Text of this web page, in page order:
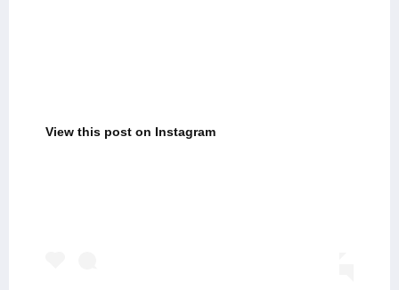
View this post on Instagram